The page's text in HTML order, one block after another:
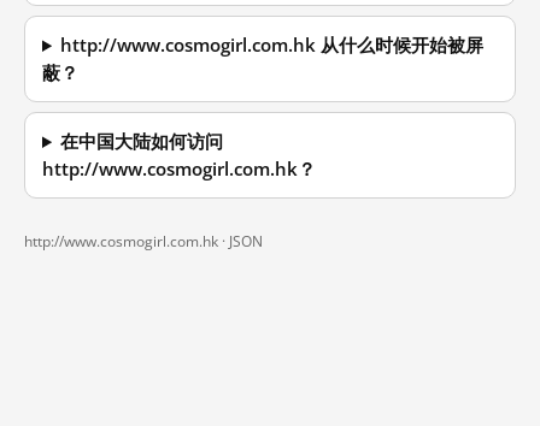
http://www.cosmogirl.com.hk 从什么时候开始被屏
蔽？
在中国大陆如何访问
http://www.cosmogirl.com.hk？
http://www.cosmogirl.com.hk · JSON